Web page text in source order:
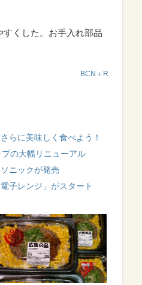
くした。お手入れ部品
BCN＋R
らに美味しく食べよう！
の大幅リニューアル
ニックが発売
子レンジ」がスタート